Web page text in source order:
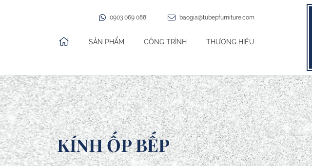
Skip to content
0903 069 088 baogia@tubepfurniture.com
SẢN PHẨM CÔNG TRÌNH THƯƠNG HIỆU
KÍNH ỐP BẾP